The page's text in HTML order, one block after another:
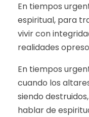
En tiempos
espiritual, para
vivir con
realidades
En tiempos
cuando los
siendo
hablar de